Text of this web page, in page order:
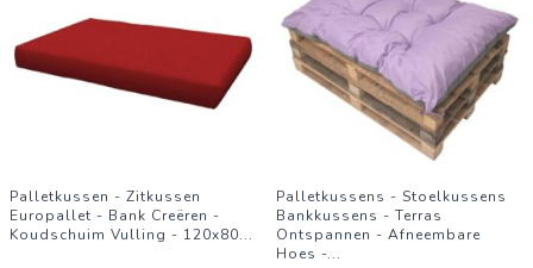
Palletkussen - Zitkussen
Europallet - Bank Creëren -
Koudschuim Vulling - 120x80...
Palletkussens - Stoelkussens
Bankkussens - Terras
Ontspannen - Afneembare
Hoes -...